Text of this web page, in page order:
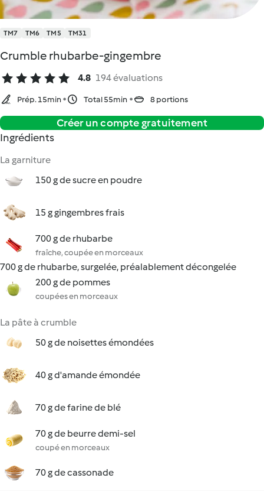
TM7 TM6 TM5 TM31
Crumble rhubarbe-gingembre
4.8 194 évaluations
Prép. 15min Total 55min 8 portions
Créer un compte gratuitement
Ingrédients
La garniture
150 g de sucre en poudre
15 g gingembres frais
700 g de rhubarbe
fraîche, coupée en morceaux
700 g de rhubarbe, surgelée, préalablement décongelée
200 g de pommes
coupées en morceaux
La pâte à crumble
50 g de noisettes émondées
40 g d'amande émondée
70 g de farine de blé
70 g de beurre demi-sel
coupé en morceaux
70 g de cassonade